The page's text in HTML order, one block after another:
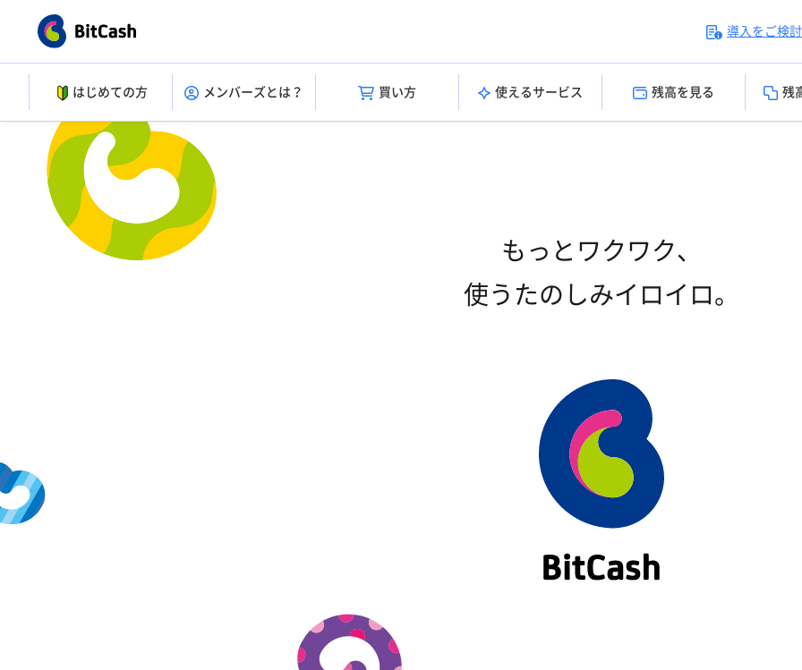
導入をご検
はじめての方 メンバーズとは？ 買い方 使えるサービス 残高を見る 残
もっとワクワク、
使うたのしみイロイロ。